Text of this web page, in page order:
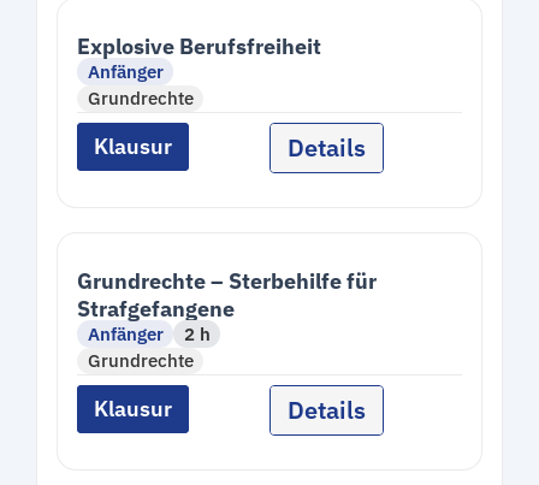
Explosive Berufsfreiheit
Anfänger
Grundrechte
Klausur Details
Grundrechte – Sterbehilfe für
Strafgefangene
Anfänger
2 h
Grundrechte
Klausur Details